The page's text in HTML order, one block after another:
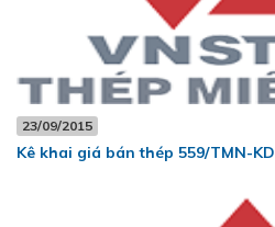
23/09/2015
Kê khai giá bán thép 559/TMN-KD